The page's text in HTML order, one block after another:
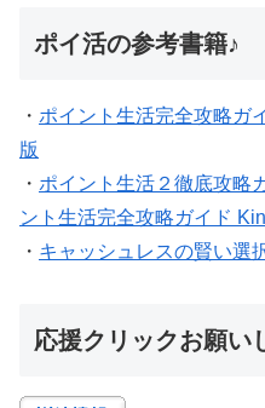
ポイ活の参考書籍♪
・ ポイント生活完全攻略ガ
版
・ ポイント生活２徹底攻略
ント生活完全攻略ガイド
・ キャッシュレスの賢い選
応援クリックお願い